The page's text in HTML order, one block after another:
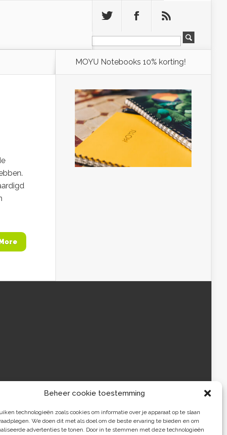
Beheer cookie toestemming
technologieën zoals cookies om informatie over je apparaat op te slaan
We doen dit met als doel om de beste ervaring te bieden en om
advertenties te tonen. Door in te stemmen met deze technologieën
MOYU Notebooks 10% korting!